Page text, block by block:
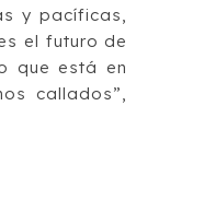
y pacíficas,
el futuro de
que está en
callados”,